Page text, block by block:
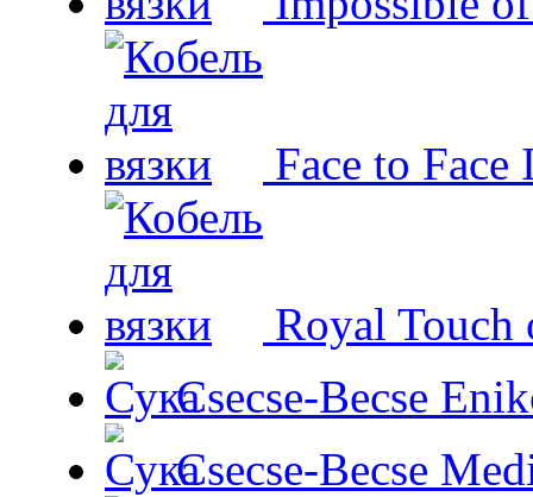
Face to
Royal Touch
Csecse-Becse
Csecse-Becse